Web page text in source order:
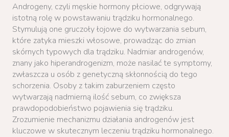
Androgeny, czyli męskie hormony płciowe, odgrywają
istotną rolę w powstawaniu trądziku hormonalnego.
Stymulują one gruczoły łojowe do wytwarzania sebum,
które zatyka mieszki włosowe, prowadząc do zmian
skórnych typowych dla trądziku. Nadmiar androgenów,
znany jako hiperandrogenizm, może nasilać te symptomy,
zwłaszcza u osób z genetyczną skłonnością do tego
schorzenia. Osoby z takim zaburzeniem często
wytwarzają nadmierną ilość sebum, co zwiększa
prawdopodobieństwo pojawienia się trądziku.
Zrozumienie mechanizmu działania androgenów jest
kluczowe w skutecznym leczeniu trądziku hormonalnego.